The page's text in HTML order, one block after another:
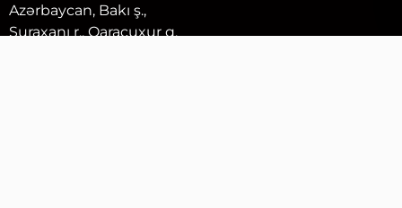
Azərbaycan, Bakı ş.,
Suraxanı r., Qaraçuxur q.